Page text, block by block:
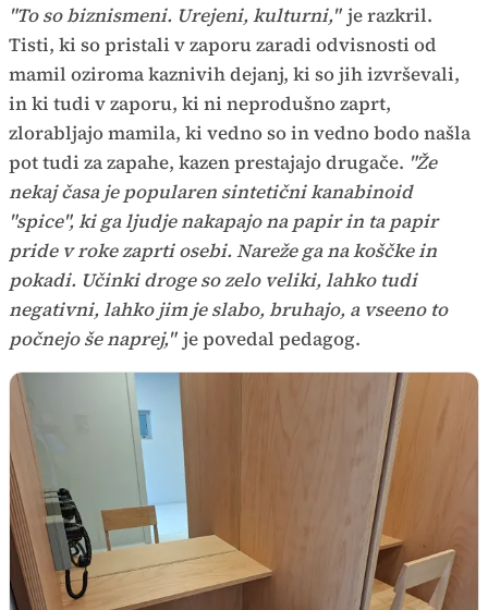
"To so biznismeni. Urejeni, kulturni," je razkril.
Tisti, ki so pristali v zaporu zaradi odvisnosti od
mamil oziroma kaznivih dejanj, ki so jih izvrševali,
in ki tudi v zaporu, ki ni neprodušno zaprt,
zlorabljajo mamila, ki vedno so in vedno bodo našla
pot tudi za zapahe, kazen prestajajo drugače. "Že
nekaj časa je popularen sintetični kanabinoid
"spice", ki ga ljudje nakapajo na papir in ta papir
pride v roke zaprti osebi. Nareže ga na koščke in
pokadi. Učinki droge so zelo veliki, lahko tudi
negativni, lahko jim je slabo, bruhajo, a vseeno to
počnejo še naprej," je povedal pedagog.